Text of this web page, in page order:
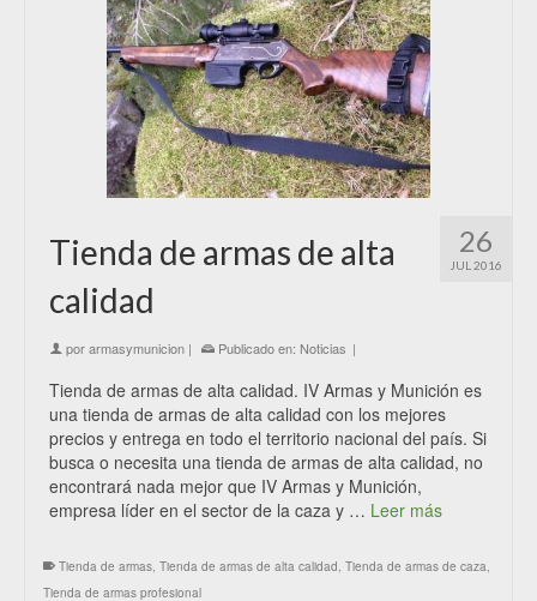
26
JUL 2016
Tienda de armas de alta
calidad
porarmasymunicion | Publicado en: Noticias |
Tienda de armas de alta calidad. IV Armas y Munición es
una tienda de armas de alta calidad con los mejores
precios y entrega en todo el territorio nacional del país. Si
busca o necesita una tienda de armas de alta calidad, no
encontrará nada mejor que IV Armas y Munición,
empresa líder en el sector de la caza y … Leer más
Tienda de armas, Tienda de armas de alta calidad, Tienda de armas de caza,
Tienda de armas profesional